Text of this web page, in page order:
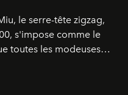
le serre-tête zigzag,
s'impose comme le
toutes les modeuses